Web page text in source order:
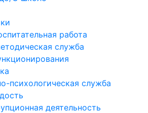
работа
служба
психологическая служба
деятельность